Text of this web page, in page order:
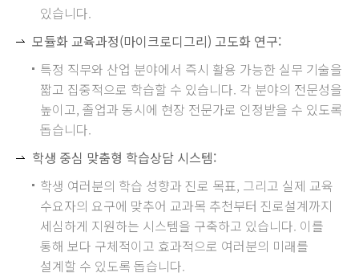
있습니다.
모듈화 교육과정(마이크로디그리) 고도화 연구:
특정 직무와 산업 분야에서 즉시 활용 가능한 실무 기술을
짧고 집중적으로 학습할 수 있습니다. 각 분야의 전문성을
높이고, 졸업과 동시에 현장 전문가로 인정받을 수 있도록
돕습니다.
학생 중심 맞춤형 학습상담 시스템:
학생 여러분의 학습 성향과 진로 목표, 그리고 실제 교육
수요자의 요구에 맞추어 교과목 추천부터 진로설계까지
세심하게 지원하는 시스템을 구축하고 있습니다. 이를
통해 보다 구체적이고 효과적으로 여러분의 미래를
설계할 수 있도록 돕습니다.